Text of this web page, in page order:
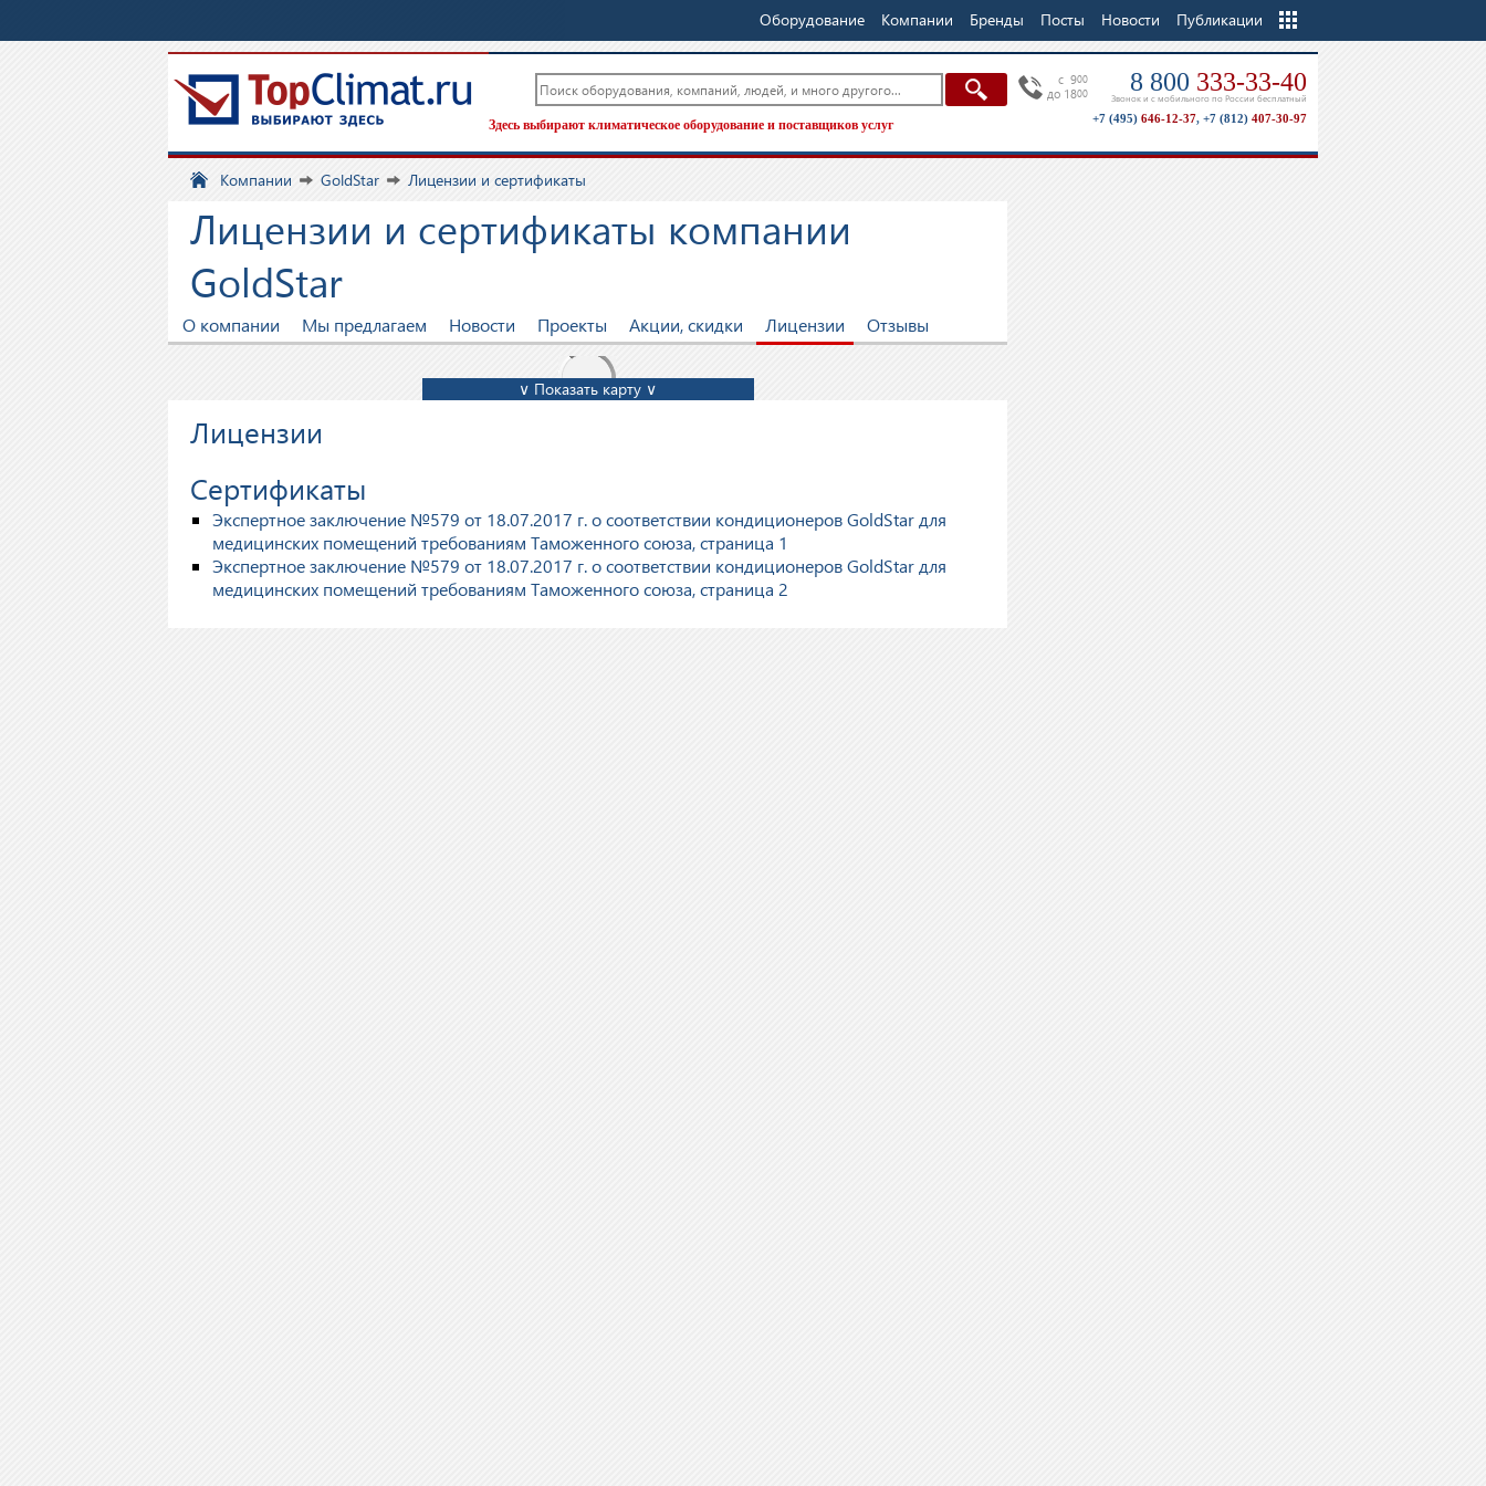
Оборудование Компании Бренды Посты Новости Публикации
Еще
c 900
до 1800 8 800 333-33-40
Звонок и с мобильного по России бесплатный
+7 (495) 646-12-37, +7 (812) 407-30-97
Здесь выбирают климатическое оборудование и поставщиков услуг
Компании GoldStar Лицензии и сертификаты
Лицензии и сертификаты компании
GoldStar
О компании Мы предлагаем Новости Проекты Акции, скидки Лицензии Отзывы
∨ Показать карту ∨
Лицензии
Сертификаты
Экспертное заключение №579 от 18.07.2017 г. о соответствии кондиционеров GoldStar для
медицинских помещений требованиям Таможенного союза, страница 1
Экспертное заключение №579 от 18.07.2017 г. о соответствии кондиционеров GoldStar для
медицинских помещений требованиям Таможенного союза, страница 2